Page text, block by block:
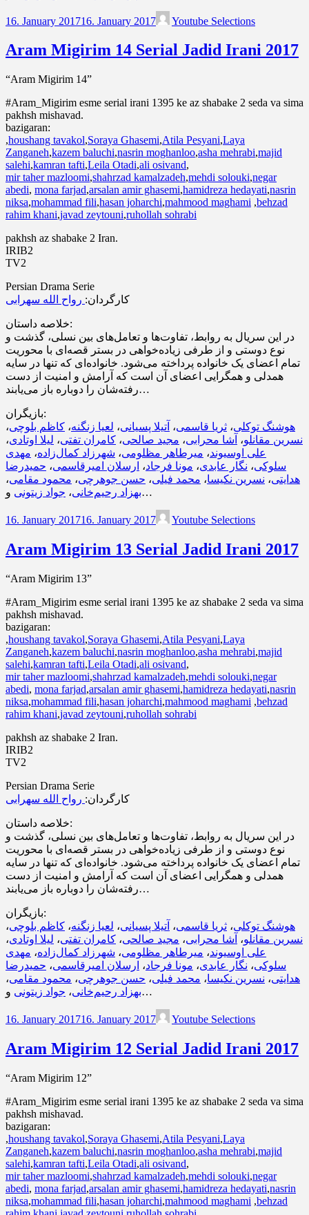
16. January 201716. January 2017 Youtube Selections
Aram Migirim 14 Serial Jadid Irani 2017
“Aram Migirim 14”
#Aram_Migirim esme serial irani 1395 ke az shabake 2 seda va sima
pakhsh mishavad.
bazigaran:
,houshang tavakol,Soraya Ghasemi,Atila Pesyani,Laya
Zanganeh,kazem baluchi,nasrin moghanloo,asha mehrabi,majid
salehi,kamran tafti,Leila Otadi,ali osivand,
mir taher mazloomi,shahrzad kamalzadeh,mehdi solouki,negar
abedi, mona farjad,arsalan amir ghasemi,hamidreza hedayati,nasrin
niksa,mohammad fili,hasan joharchi,mahmood maghami ,behzad
rahim khani,javad zeytouni,ruhollah sohrabi
pakhsh az shabake 2 Iran.
IRIB2
TV2
Persian Drama Serie
کارگردان: رواح الله سهرابی
خلاصه داستان:
در این سریال به روابط، تفاوت‌ها و تعامل‌های بین نسلی، گذشت و
نوع دوستی و از طرفی زیاده‌خواهی در بستر قصه‌ای با محوریت
تمام اعضای یک خانواده پرداخته می‌شود. خانواده‌ای که تنها در سایه
همدلی و همگرایی اعضای آن است که آرامش و امنیت از دست
رفته‌شان را دوباره باز می‌یابند…
بازیگران:
هوشنگ توکلی، ثریا قاسمی، آتیلا پسیانی، لعیا زنگنه، کاظم بلوچی،
نسرین مقانلو، آشا محرابی، مجید صالحی، کامران تفتی، لیلا اوتادی،
علی اوسیوند، میرطاهر مظلومی، شهرزاد کمال‌زاده، مهدی
سلوکی، نگار عابدی، مونا فرجاد، ارسلان امیرقاسمی، حمیدرضا
هدایتی، نسرین نکیسا، محمد فیلی، حسن جوهرچی، محمود مقامی،
بهزاد رحیم‌خانی، جواد زیتونی و…
16. January 201716. January 2017 Youtube Selections
Aram Migirim 13 Serial Jadid Irani 2017
“Aram Migirim 13”
#Aram_Migirim esme serial irani 1395 ke az shabake 2 seda va sima
pakhsh mishavad.
bazigaran:
,houshang tavakol,Soraya Ghasemi,Atila Pesyani,Laya
Zanganeh,kazem baluchi,nasrin moghanloo,asha mehrabi,majid
salehi,kamran tafti,Leila Otadi,ali osivand,
mir taher mazloomi,shahrzad kamalzadeh,mehdi solouki,negar
abedi, mona farjad,arsalan amir ghasemi,hamidreza hedayati,nasrin
niksa,mohammad fili,hasan joharchi,mahmood maghami ,behzad
rahim khani,javad zeytouni,ruhollah sohrabi
pakhsh az shabake 2 Iran.
IRIB2
TV2
Persian Drama Serie
کارگردان: رواح الله سهرابی
خلاصه داستان:
در این سریال به روابط، تفاوت‌ها و تعامل‌های بین نسلی، گذشت و
نوع دوستی و از طرفی زیاده‌خواهی در بستر قصه‌ای با محوریت
تمام اعضای یک خانواده پرداخته می‌شود. خانواده‌ای که تنها در سایه
همدلی و همگرایی اعضای آن است که آرامش و امنیت از دست
رفته‌شان را دوباره باز می‌یابند…
بازیگران:
هوشنگ توکلی، ثریا قاسمی، آتیلا پسیانی، لعیا زنگنه، کاظم بلوچی،
نسرین مقانلو، آشا محرابی، مجید صالحی، کامران تفتی، لیلا اوتادی،
علی اوسیوند، میرطاهر مظلومی، شهرزاد کمال‌زاده، مهدی
سلوکی، نگار عابدی، مونا فرجاد، ارسلان امیرقاسمی، حمیدرضا
هدایتی، نسرین نکیسا، محمد فیلی، حسن جوهرچی، محمود مقامی،
بهزاد رحیم‌خانی، جواد زیتونی و…
16. January 201716. January 2017 Youtube Selections
Aram Migirim 12 Serial Jadid Irani 2017
“Aram Migirim 12”
#Aram_Migirim esme serial irani 1395 ke az shabake 2 seda va sima
pakhsh mishavad.
bazigaran:
,houshang tavakol,Soraya Ghasemi,Atila Pesyani,Laya
Zanganeh,kazem baluchi,nasrin moghanloo,asha mehrabi,majid
salehi,kamran tafti,Leila Otadi,ali osivand,
mir taher mazloomi,shahrzad kamalzadeh,mehdi solouki,negar
abedi, mona farjad,arsalan amir ghasemi,hamidreza hedayati,nasrin
niksa,mohammad fili,hasan joharchi,mahmood maghami ,behzad